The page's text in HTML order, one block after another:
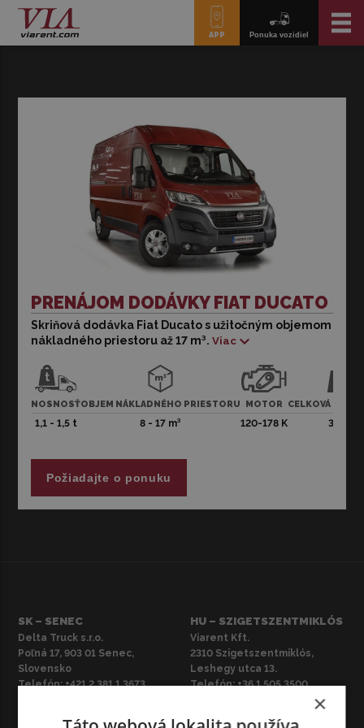
APP Ponuka vozidiel
PRENÁJOM DODÁVKY FIAT DUCATO
Skriňová dodávka Fiat Ducato s užitočným objemom
nákladného priestoru až 17 m³. Viac
NOSNOSŤ
1,1 - 1,5 t
OBJEM NÁKLADNÉHO PRIESTORU
8 - 17 m³
MOTOR
120-178 K
CELKOVÁ
3,5 t
Skriňová dodávka na prepravu tovaru Fiat Ducato s
užitočným objemom nákladného priestoru až 17 m³.
Najmenšie vozidlá majú motor s výkonom 120 k, zatiaľ
čo najväčšie verzie dosahujú až 178 k.
Vzhľad dodávky Fiat Ducato je moderný a praktický, vždy
spoľahlivý, interiér je pohodlný a bezpečnosť cestujúcich
priestor a vyhrievané pružinové sedadlá.
Požiadajte o ponuku
SK – SENEC
Delta Truck s.r.o.
Poľná 17, 903 01 Senec,
Slovensko
Telefón:+421 2 381 1 3673
HU – SZIGETSZENTMIKLÓS
Viarent Kft.
2310 Szigetszentmiklós,
Leshegy utca 13.
Telefón:+36 1 505 3500
×